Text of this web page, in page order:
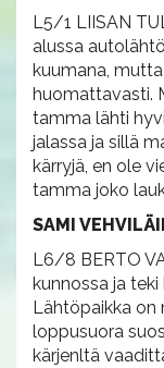
L5/1 LIISAN
alussa
kuumana,
huomattavasti.
tamma lähti
jalassa ja sillä
kärryjä, en ole
tamma joko
SAMI
L6/8 BERTO
kunnossa ja
Lähtöpaikka on
loppusuora
kärjenltä